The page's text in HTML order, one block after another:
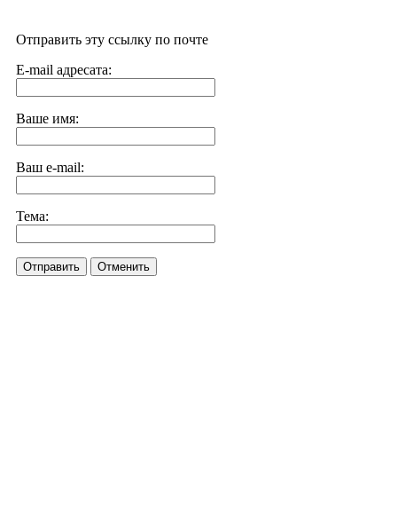
Отправить эту ссылку по почте
E-mail адресата:
Ваше имя:
Ваш e-mail:
Тема:
Отправить Отменить